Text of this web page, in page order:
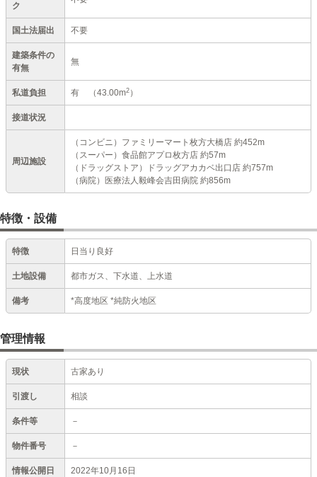
ク
国土法届出 不要
建築条件の
有無
無
私道負担 有 （43.00m2 ）
接道状況
周辺施設
（コンビニ）ファミリーマート枚方大橋店 約452m
（スーパー）食品館アプロ枚方店 約57m
（ドラッグストア）ドラッグアカカベ出口店 約757m
（病院）医療法人毅峰会吉田病院 約856m
特徴・設備
特徴 日当り良好
土地設備 都市ガス、下水道、上水道
備考 *高度地区 *純防火地区
管理情報
現状 古家あり
引渡し 相談
条件等 －
物件番号 －
情報公開日 2022年10月16日